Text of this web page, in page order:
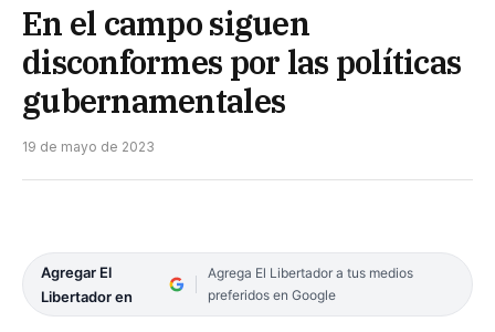
En el campo siguen
disconformes por las políticas
gubernamentales
19 de mayo de 2023
Agregar El
Libertador en
Agrega El Libertador a tus medios
preferidos en Google